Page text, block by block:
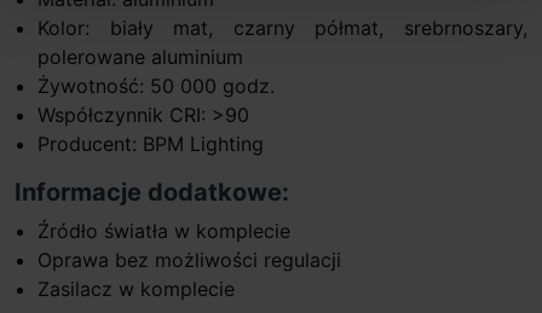
Kolor: biały mat, czarny półmat, srebrnoszary,
polerowane aluminium
Żywotność: 50 000 godz.
Współczynnik CRI: >90
Producent: BPM Lighting
Informacje dodatkowe:
Źródło światła w komplecie
Oprawa bez możliwości regulacji
Zasilacz w komplecie